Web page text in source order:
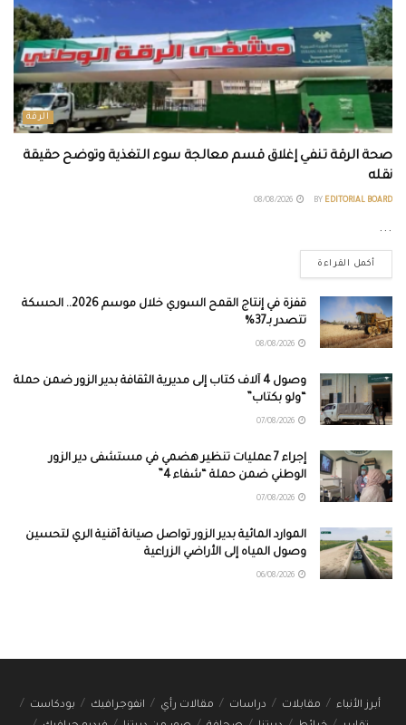
الرقة
صحة الرقة تنفي إغلاق قسم معالجة سوء التغذية وتوضح حقيقة
نقله
BY EDITORIAL BOARD
...
أكمل القراءة
قفزة في إنتاج القمح السوري خلال موسم 2026.. الحسكة
تتصدر بـ37%
وصول 4 آلاف كتاب إلى مديرية الثقافة بدير الزور ضمن حملة
“ولو بكتاب”
إجراء 7 عمليات تنظير هضمي في مستشفى دير الزور
الوطني ضمن حملة “شفاء 4”
الموارد المائية بدير الزور تواصل صيانة أقنية الري لتحسين
وصول المياه إلى الأراضي الزراعية
أبرز الأنباء مقابلات دراسات مقالات رأي انفوجرافيك
بودكاست